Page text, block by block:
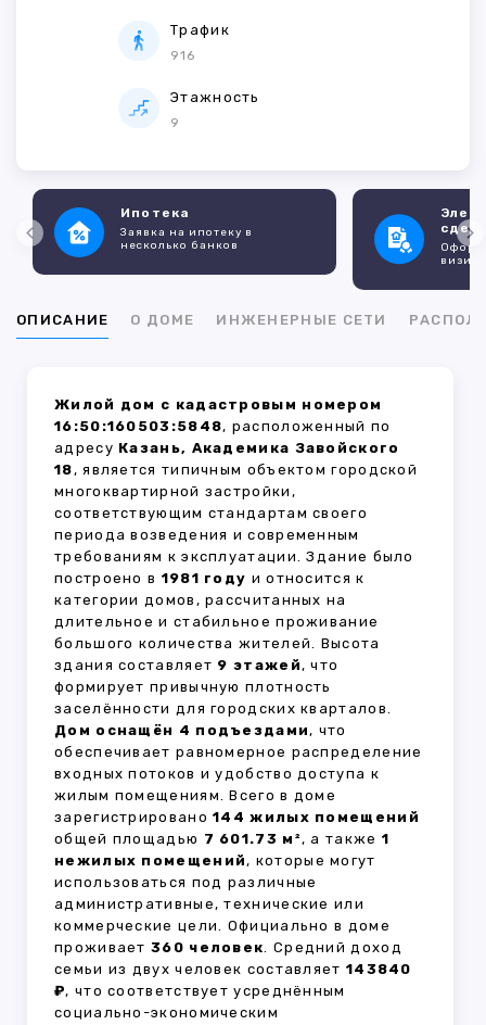
Трафик
916
Этажность
9
Ипотека
Заявка на ипотеку в
несколько банков
ОПИСАНИЕ О ДОМЕ ИНЖЕНЕРНЫЕ СЕТИ
Жилой дом с кадастровым номером
16:50:160503:5848, расположенный по
адресу Казань, Академика Завойского
18, является типичным объектом городской
многоквартирной застройки,
соответствующим стандартам своего
периода возведения и современным
требованиям к эксплуатации. Здание было
построено в 1981 году и относится к
категории домов, рассчитанных на
длительное и стабильное проживание
большого количества жителей. Высота
здания составляет 9 этажей, что
формирует привычную плотность
заселённости для городских кварталов.
Дом оснащён 4 подъездами, что
обеспечивает равномерное распределение
входных потоков и удобство доступа к
жилым помещениям. Всего в доме
зарегистрировано144 жилых помещений
общей площадью 7 601.73 м², а также 1
нежилых помещений, которые могут
использоваться под различные
административные, технические или
коммерческие цели. Официально в доме
проживает 360 человек. Средний доход
семьи из двух человек составляет 143840
₽, что соответствует усреднённым
социально-экономическим